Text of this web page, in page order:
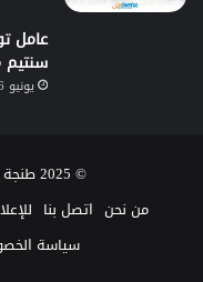
يونيو 16, 2026
© 2025 طنجة الآن | جميع الحقوق محفوظة
من نحن اتصل بنا
سياسة